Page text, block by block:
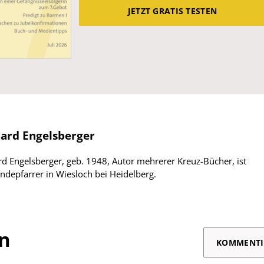
JETZT GRATIS TESTEN
Engelsberger
Engelsberger, geb. 1948, Autor mehrerer Kreuz-Bücher, ist
in Wiesloch bei Heidelberg.